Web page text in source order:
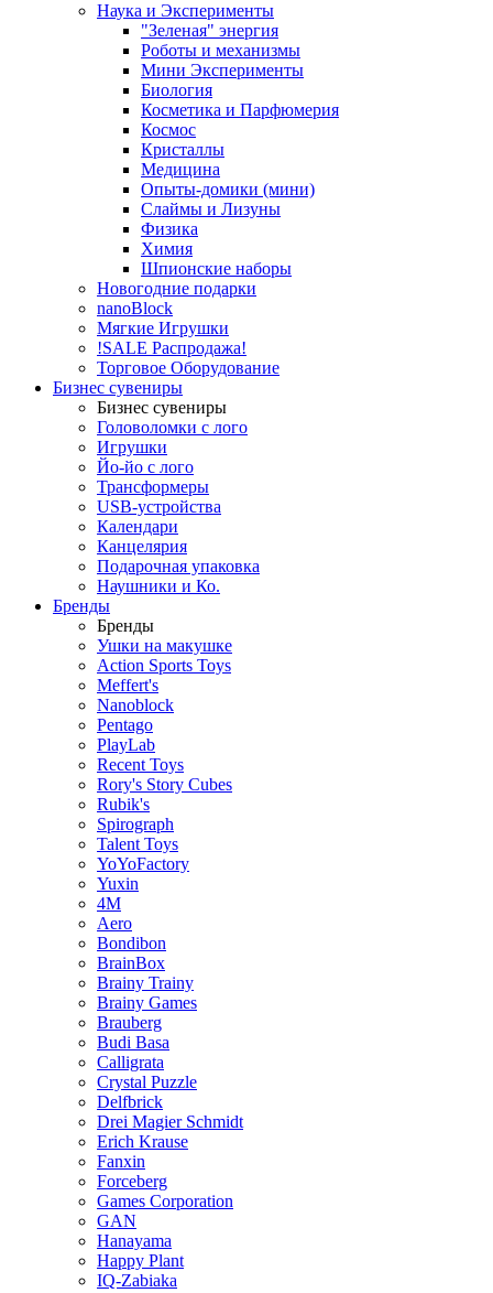
Наука и Эксперименты
"Зеленая" энергия
Роботы и механизмы
Мини Эксперименты
Биология
Косметика и Парфюмерия
Космос
Кристаллы
Медицина
Опыты-домики (мини)
Слаймы и Лизуны
Физика
Химия
Шпионские наборы
Новогодние подарки
nanoBlock
Мягкие Игрушки
!SALE Распродажа!
Торговое Оборудование
Бизнес сувениры
Бизнес сувениры
Головоломки с лого
Игрушки
Йо-йо с лого
Трансформеры
USB-устройства
Календари
Канцелярия
Подарочная упаковка
Наушники и Ко.
Бренды
Бренды
Ушки на макушке
Action Sports Toys
Meffert's
Nanoblock
Pentago
PlayLab
Recent Toys
Rory's Story Cubes
Rubik's
Spirograph
Talent Toys
YoYoFactory
Yuxin
4M
Aero
Bondibon
BrainBox
Brainy Trainy
Brainy Games
Brauberg
Budi Basa
Calligrata
Crystal Puzzle
Delfbrick
Drei Magier Schmidt
Erich Krause
Fanxin
Forceberg
Games Corporation
GAN
Hanayama
Happy Plant
IQ-Zabiaka